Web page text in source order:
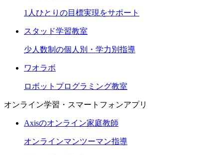
1人ひとりの目標実現をサポート
スタッド学習教室
少人数制の個人別・学力別指導
ワオラボ
ロボットプログラミング教室
オンライン学習・スマートフォンアプリ
Axisのオンライン家庭教師
オンラインマンツーマン指導